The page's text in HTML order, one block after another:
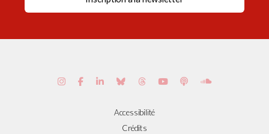
Accessibilité
Crédits